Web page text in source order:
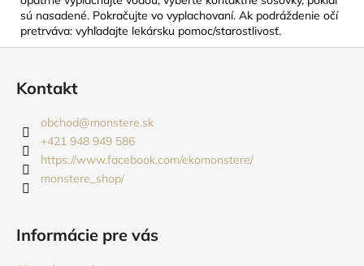
sú nasadené. Pokračujte vo vyplachovaní. Ak podráždenie očí
pretrváva: vyhľadajte lekársku pomoc/starostlivosť.
Kontakt
obchod@monstere.sk
+421 948 949 586
https://www.facebook.com/ekomonstere/
monstere_shop/
Informácie pre vás